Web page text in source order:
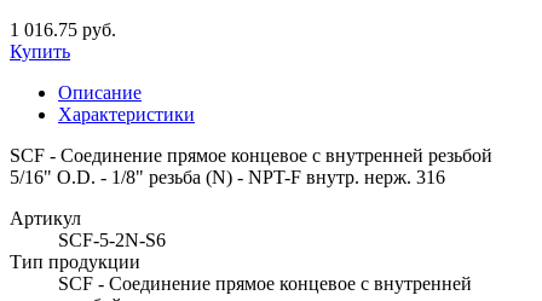
1 016.75 руб.
Купить
Описание
Характеристики
SCF - Соединение прямое концевое с внутренней резьбой
5/16" O.D. - 1/8" резьба (N) - NPT-F внутр. нерж. 316
Артикул
SCF-5-2N-S6
Тип продукции
SCF - Соединение прямое концевое с внутренней